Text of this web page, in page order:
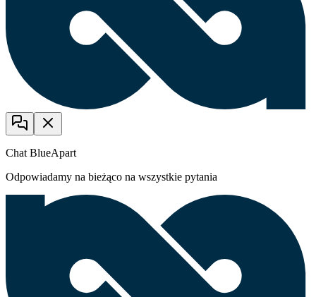
Chat BlueApart
Odpowiadamy na bieżąco na wszystkie pytania